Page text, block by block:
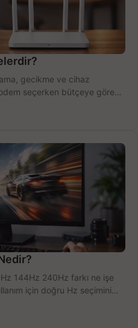
gecikme ve cihaz
seçerken bütçeye göre
144Hz 240Hz farkı ne işe
için doğru Hz seçimini